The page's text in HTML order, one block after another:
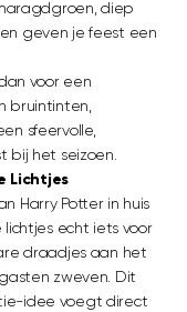
diep
geven je feest een
voor een
bruintinten,
sfeervolle,
bij het seizoen.
Lichtjes
Harry Potter in huis
echt iets voor
draadjes aan het
zweven. Dit
idee voegt direct